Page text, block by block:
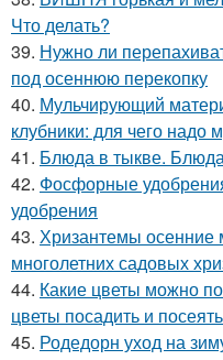
Что делать?
39. Нужно ли
под осеннюю перекопку
40. Мульчирующий
клубники: для чего надо
41. Блюда в тыкве.
42. Фосфорные
удобрения
43. Хризантемы осенние
многолетних садовых
44. Какие цветы можно
цветы посадить и
45. Родедорн уход на